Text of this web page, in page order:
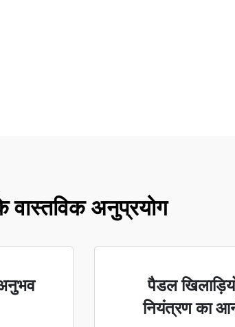
वास्तविक अनुप्रयोग
पैडल
नियंत्रण का